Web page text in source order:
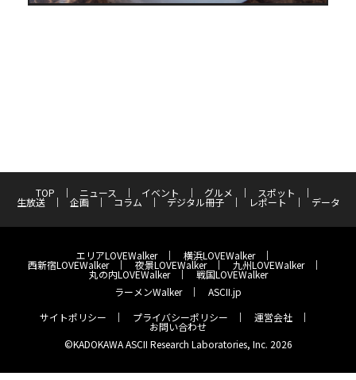
TOP ニュース イベント グルメ スポット
生放送 企画 コラム デジタル冊子 レポート データ
エリアLOVEWalker 横浜LOVEWalker
西新宿LOVEWalker 夜景LOVEWalker 九州LOVEWalker
丸の内LOVEWalker
戦国LOVEWalker
ラーメンWalker
ASCII.jp
サイトポリシー
プライバシーポリシー 運営会社
お問い合わせ
©KADOKAWA ASCII Research Laboratories, Inc. 2026